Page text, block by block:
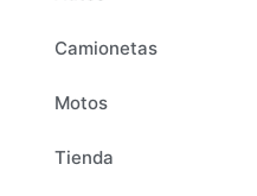
Camionetas
Motos
Tienda